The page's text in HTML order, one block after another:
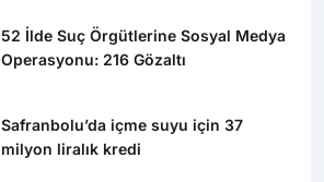
52 İlde Suç Örgütlerine Sosyal Medya
Operasyonu: 216 Gözaltı
Safranbolu’da içme suyu için 37
milyon liralık kredi